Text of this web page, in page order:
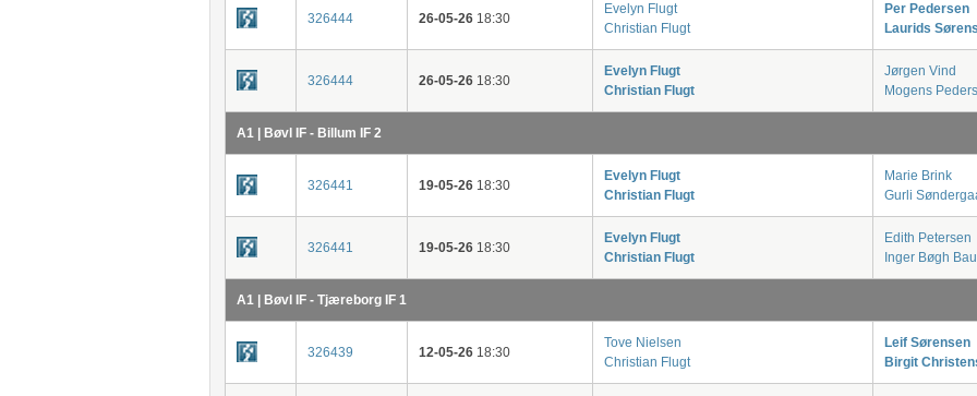
326444 26-05-2618:30
Evelyn Flugt
Christian Flugt
Per Pedersen
Laurids
326444 26-05-2618:30
Evelyn Flugt
Christian Flugt
Jørgen Vind
Mogens
A1 | Bøvl IF - Billum IF 2
326441 19-05-2618:30
Evelyn Flugt
Christian Flugt
Marie Brink
Gurli
326441 19-05-2618:30
Evelyn Flugt
Christian Flugt
Edith Petersen
Inger Bøgh
A1 | Bøvl IF - Tjæreborg IF 1
326439 12-05-2618:30
Tove Nielsen
Christian Flugt
Leif Sørensen
Birgit